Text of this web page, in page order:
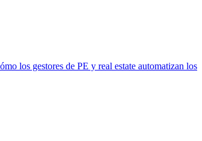
los gestores de PE y real estate automatizan los